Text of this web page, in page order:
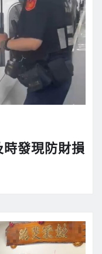
發現防財損